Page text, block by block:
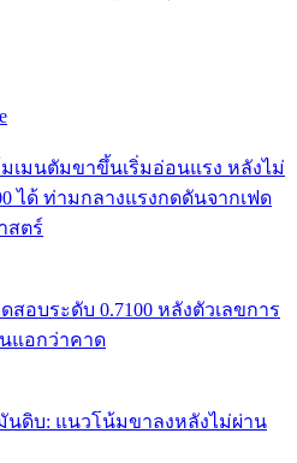
มเมนตัมขาขึ้นเริ่มอ่อนแรง หลังไม่
ได้ ท่ามกลางแรงกดดันจากเฟด
สตร์
สอบระดับ 0.7100 หลังตัวเลขการ
นแอกว่าคาด
นดิบ: แนวโน้มขาลงหลังไม่ผ่าน